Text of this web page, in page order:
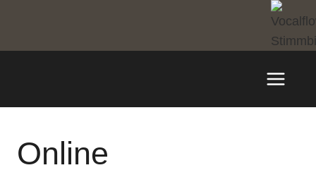
springen
Online